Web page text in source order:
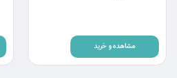
مشاهده و خرید